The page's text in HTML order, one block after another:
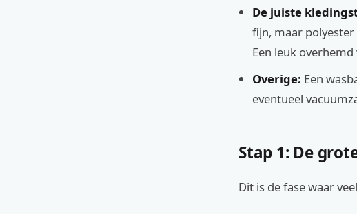
De juiste
fijn, maar
Een leuk
Overige: Een
eventueel
Stap 1: De
Dit is de fase waar